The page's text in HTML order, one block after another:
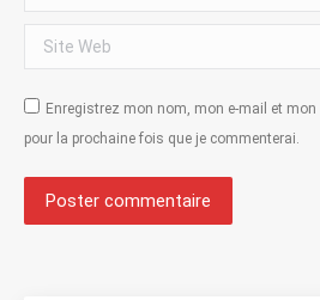
Site Web
Enregistrez mon nom, mon e-mail et
pour la prochaine fois que je commenterai.
Poster commentaire